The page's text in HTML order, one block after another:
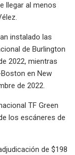
llegar al menos
instalado las
de Burlington
2022, mientras
en New
de 2022.
TF Green
los escáneres de
de $198